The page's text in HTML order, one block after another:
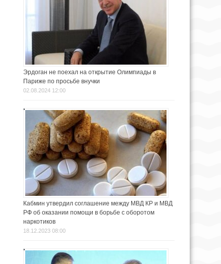
Эрдоган не поехал на открытие Олимпиады в
Париже по просьбе внучки
02.08.2024 12:00
Кабмин утвердил соглашение между МВД КР и МВД
РФ об оказании помощи в борьбе с оборотом
наркотиков
18.12.2023 08:00